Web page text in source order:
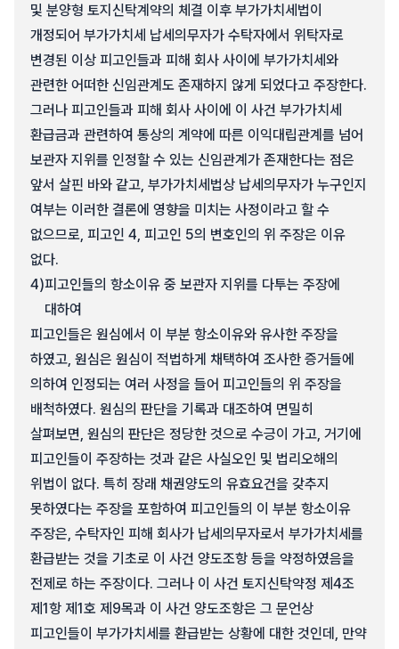
및 분양형 토지신탁계약의 체결 이후 부가가치세법이
개정되어 부가가치세 납세의무자가 수탁자에서 위탁자로
변경된 이상 피고인들과 피해 회사 사이에 부가가치세와
관련한 어떠한 신임관계도 존재하지 않게 되었다고 주장한다.
그러나 피고인들과 피해 회사 사이에 이 사건 부가가치세
환급금과 관련하여 통상의 계약에 따른 이익대립관계를 넘어
보관자 지위를 인정할 수 있는 신임관계가 존재한다는 점은
앞서 살핀 바와 같고, 부가가치세법상 납세의무자가 누구인지
여부는 이러한 결론에 영향을 미치는 사정이라고 할 수
없으므로, 피고인 4, 피고인 5의 변호인의 위 주장은 이유
없다.
4)피고인들의 항소이유 중 보관자 지위를 다투는 주장에
대하여
피고인들은 원심에서 이 부분 항소이유와 유사한 주장을
하였고, 원심은 원심이 적법하게 채택하여 조사한 증거들에
의하여 인정되는 여러 사정을 들어 피고인들의 위 주장을
배척하였다. 원심의 판단을 기록과 대조하여 면밀히
살펴보면, 원심의 판단은 정당한 것으로 수긍이 가고, 거기에
피고인들이 주장하는 것과 같은 사실오인 및 법리오해의
위법이 없다. 특히 장래 채권양도의 유효요건을 갖추지
못하였다는 주장을 포함하여 피고인들의 이 부분 항소이유
주장은, 수탁자인 피해 회사가 납세의무자로서 부가가치세를
환급받는 것을 기초로 이 사건 양도조항 등을 약정하였음을
전제로 하는 주장이다. 그러나 이 사건 토지신탁약정 제4조
제1항 제1호 제9목과 이 사건 양도조항은 그 문언상
피고인들이 부가가치세를 환급받는 상황에 대한 것인데, 만약